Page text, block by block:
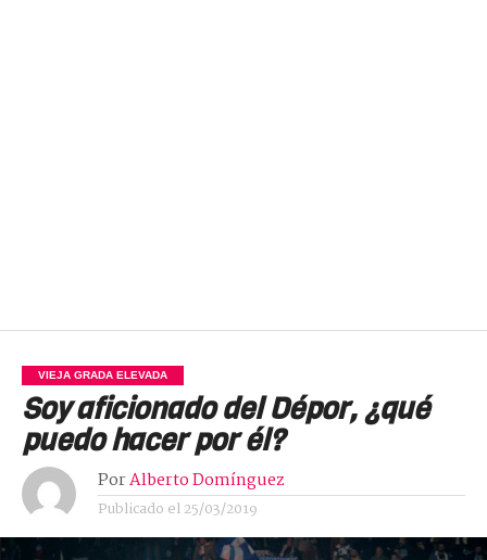
VIEJA GRADA ELEVADA
Soy aficionado del Dépor, ¿qué
puedo hacer por él?
PorAlberto Domínguez
Publicado el 25/03/2019